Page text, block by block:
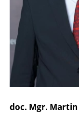
doc. Mgr. Martin